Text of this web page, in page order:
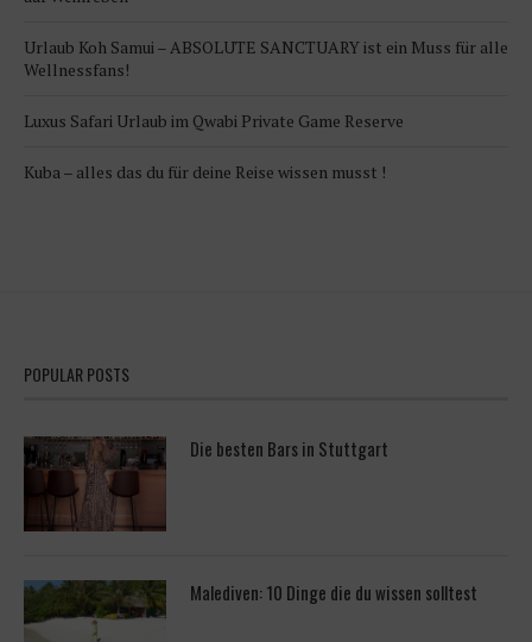
Urlaub Koh Samui – ABSOLUTE SANCTUARY ist ein Muss für alle
Wellnessfans!
Luxus Safari Urlaub im Qwabi Private Game Reserve
Kuba – alles das du für deine Reise wissen musst !
POPULAR POSTS
Die besten Bars in Stuttgart
Malediven: 10 Dinge die du wissen solltest